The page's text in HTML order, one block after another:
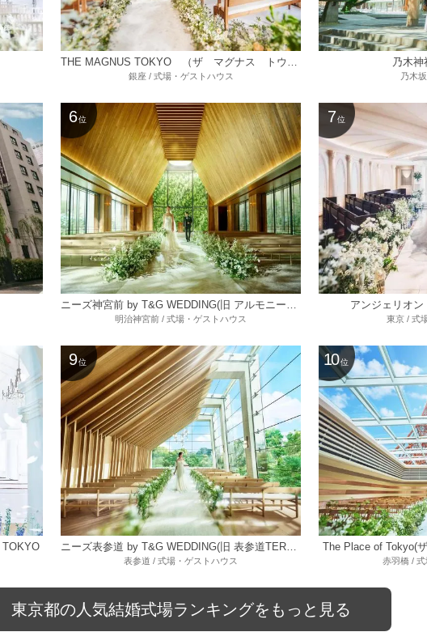
THE MAGNUS TOKYO （ザ マグナス トウキョウ）
銀座 / 式場・ゲストハウス
乃木神
乃木
6 位
明治神宮前 / 式場・ゲストハウス
7 位
アンジェリオ
東京 / 式
9 位
ニーズ表参道 by T&G WEDDING(旧 表参道TERRACE)
表参道 / 式場・ゲストハウス
10 位
The Place of Tokyo(
赤羽橋 /
東京都の人気結婚式場ランキングをもっと見る